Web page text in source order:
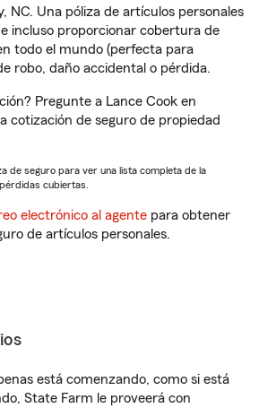
NC. Una póliza de artículos personales
incluso proporcionar cobertura de
todo el mundo (perfecta para
robo, daño accidental o pérdida.
Pregunte a Lance Cook en
cotización de seguro de propiedad
de seguro para ver una lista completa de la
cubiertas.
electrónico al agente para obtener
de artículos personales.
está comenzando, como si está
State Farm le proveerá con